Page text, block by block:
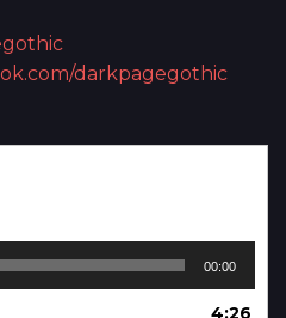
darkpagegothic
00:00
4:26